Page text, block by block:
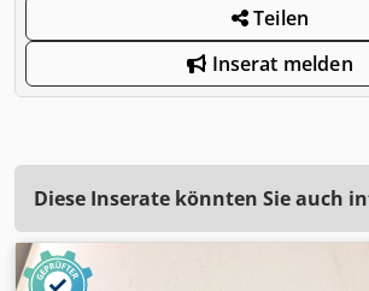
Teilen
Inserat melden
Diese Inserate könnten Sie auch